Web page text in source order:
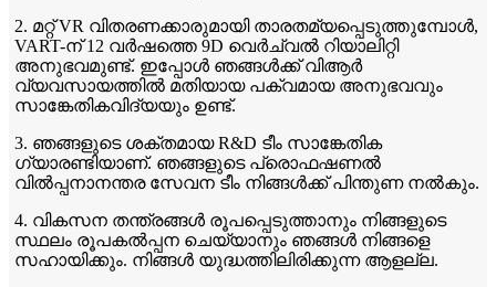
2. മറ്റ് VR വിതരണക്കാരുമായി താരതമ്യപ്പെടുത്തുമ്പോൾ,
VART-ന് 12 വർഷത്തെ 9D വെർച്വൽ റിയാലിറ്റി
അനുഭവമുണ്ട്. ഇപ്പോൾ ഞങ്ങൾക്ക് വിആർ
വ്യവസായത്തിൽ മതിയായ പക്വമായ അനുഭവവും
സാങ്കേതികവിദ്യയും ഉണ്ട്.
3. ഞങ്ങളുടെ ശക്തമായ R&D ടീം സാങ്കേതിക
ഗ്യാരണ്ടിയാണ്. ഞങ്ങളുടെ പ്രൊഫഷണൽ
വിൽപ്പനാനന്തര സേവന ടീം നിങ്ങൾക്ക് പിന്തുണ നൽകും.
4. വികസന തന്ത്രങ്ങൾ രൂപപ്പെടുത്താനും നിങ്ങളുടെ
സ്ഥലം രൂപകൽപ്പന ചെയ്യാനും ഞങ്ങൾ നിങ്ങളെ
സഹായിക്കും. നിങ്ങൾ യുദ്ധത്തിലിരിക്കുന്ന ആളല്ല.